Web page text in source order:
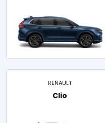
RENAULT
Clio